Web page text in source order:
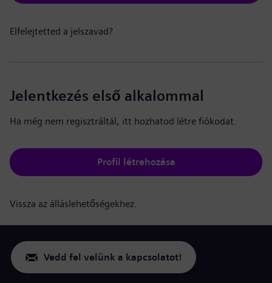
Elfelejtetted a jelszavad?
Jelentkezés első alkalommal
Ha még nem regisztráltál, itt hozhatod létre fiókodat.
Profil létrehozása
Vissza az álláslehetőségekhez.
Vedd fel velünk a kapcsolatot!